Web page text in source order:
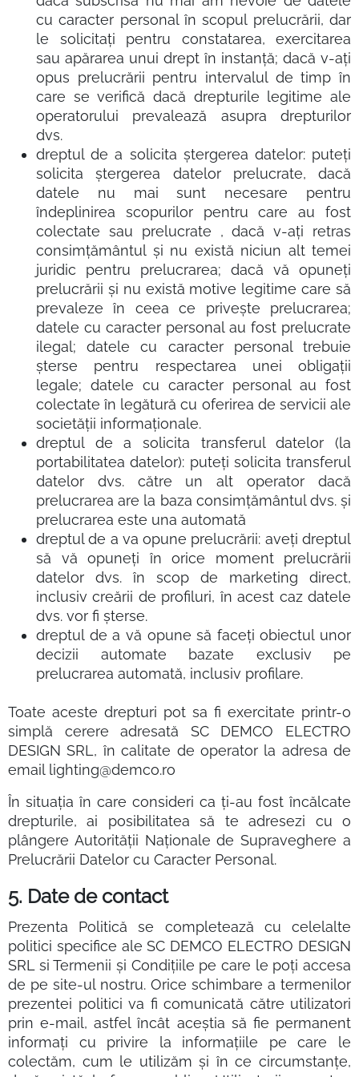
cu caracter personal în scopul prelucrării, dar
le solicitați pentru constatarea, exercitarea
sau apărarea unui drept în instanță; dacă v-ați
opus prelucrării pentru intervalul de timp în
care se verifică dacă drepturile legitime ale
operatorului prevalează asupra drepturilor
dvs.
dreptul de a solicita ștergerea datelor: puteți
solicita ștergerea datelor prelucrate, dacă
datele nu mai sunt necesare pentru
îndeplinirea scopurilor pentru care au fost
colectate sau prelucrate , dacă v-ați retras
consimțământul și nu există niciun alt temei
juridic pentru prelucrarea; dacă vă opuneți
prelucrării și nu există motive legitime care să
prevaleze în ceea ce privește prelucrarea;
datele cu caracter personal au fost prelucrate
ilegal; datele cu caracter personal trebuie
șterse pentru respectarea unei obligații
legale; datele cu caracter personal au fost
colectate în legătură cu oferirea de servicii ale
societății informaționale.
dreptul de a solicita transferul datelor (la
portabilitatea datelor): puteți solicita transferul
datelor dvs. către un alt operator dacă
prelucrarea are la baza consimțământul dvs. și
prelucrarea este una automată
dreptul de a va opune prelucrării: aveți dreptul
să vă opuneți în orice moment prelucrării
datelor dvs. în scop de marketing direct,
inclusiv creării de profiluri, în acest caz datele
dvs. vor fi șterse.
dreptul de a vă opune să faceți obiectul unor
decizii automate bazate exclusiv pe
prelucrarea automată, inclusiv profilare.
Toate aceste drepturi pot sa fi exercitate printr-o
simplă cerere adresată SC DEMCO ELECTRO
DESIGN SRL, în calitate de operator la adresa de
email lighting@demco.ro
În situația în care consideri ca ți-au fost încălcate
drepturile, ai posibilitatea să te adresezi cu o
plângere Autorității Naționale de Supraveghere a
Prelucrării Datelor cu Caracter Personal.
5. Date de contact
Prezenta Politică se completează cu celelalte
politici specifice ale SC DEMCO ELECTRO DESIGN
SRL si Termenii și Condițiile pe care le poți accesa
de pe site-ul nostru. Orice schimbare a termenilor
prezentei politici va fi comunicată către utilizatori
prin e-mail, astfel încât aceştia să fie permanent
informaţi cu privire la informaţiile pe care le
colectăm, cum le utilizăm şi în ce circumstanţe,